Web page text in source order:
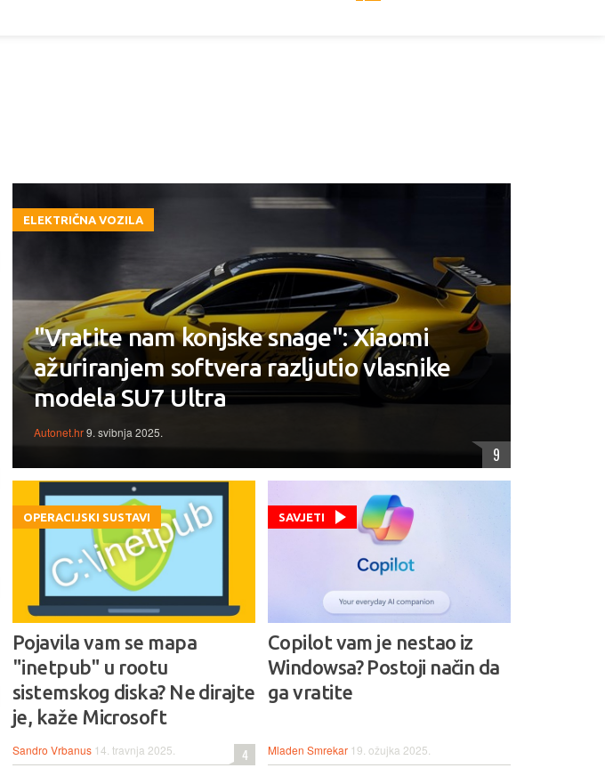
ELEKTRIČNA VOZILA
"Vratite nam konjske snage": Xiaomi
ažuriranjem softvera razljutio vlasnike
modela SU7 Ultra
Autonet.hr9. svibnja 2025.
9
OPERACIJSKI SUSTAVI
Pojavila vam se mapa
"inetpub" u rootu
sistemskog diska? Ne dirajte
je, kaže Microsoft
Sandro Vrbanus 14. travnja 2025. 4
SAVJETI
Copilot vam je nestao iz
Windowsa? Postoji način da
ga vratite
Mladen Smrekar 19. ožujka 2025.